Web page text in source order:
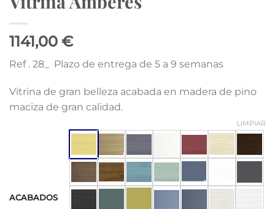
1141,00 €
Ref . 28_ Plazo de entrega de 5 a 9 semanas
Vitrina de gran belleza acabada en madera de pino
maciza de gran calidad.
ACABADOS
LIMPIAR